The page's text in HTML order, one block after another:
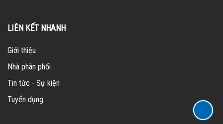
LIÊN KẾT NHANH
Giới thiệu
Nhà phân phối
Tin tức - Sự kiện
Tuyển dụng